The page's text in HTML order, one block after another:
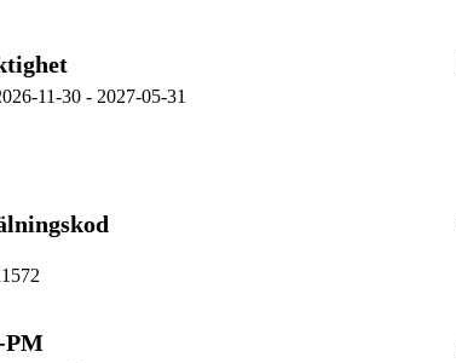
11-30- 2027-05-31